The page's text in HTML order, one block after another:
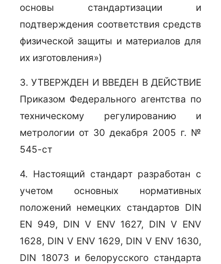
основы стандартизации и
подтверждения соответствия средств
физической защиты и материалов для
их изготовления»)
3. УТВЕРЖДЕН И ВВЕДЕН В ДЕЙСТВИЕ
Приказом Федерального агентства по
техническому регулированию и
метрологии от 30 декабря 2005 г. №
545-ст
4. Настоящий стандарт разработан с
учетом основных нормативных
положений немецких стандартов DIN
EN 949, DIN V ENV 1627, DIN V ENV
1628, DIN V ENV 1629, DIN V ENV 1630,
DIN 18073 и белорусского стандарта